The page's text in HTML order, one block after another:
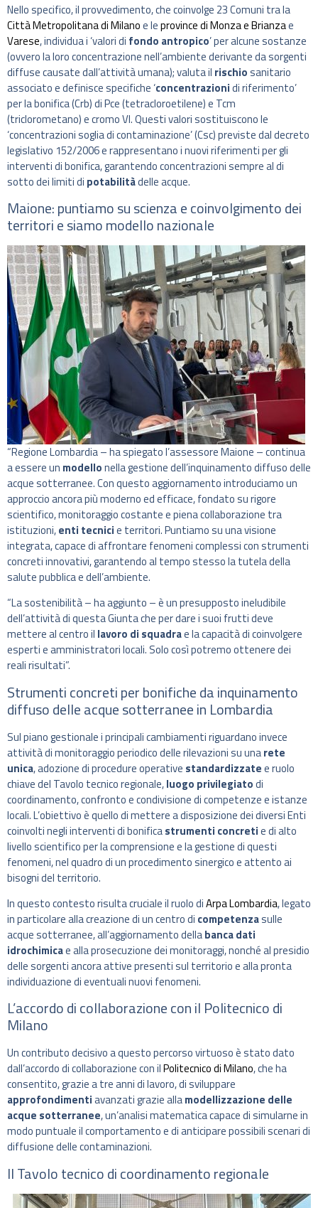
Nello specifico, il provvedimento, che coinvolge 23 Comuni tra la
Città Metropolitana di Milanoe leprovince di Monza e Brianzae
Varese, individua i ‘valori di fondo antropico’ per alcune sostanze
(ovvero la loro concentrazione nell’ambiente derivante da sorgenti
diffuse causate dall’attività umana); valuta il rischiosanitario
associato e definisce specifiche ‘concentrazionidi riferimento’
per la bonifica (Crb) di Pce (tetracloroetilene) e Tcm
(triclorometano) e cromo VI. Questi valori sostituiscono le
‘concentrazioni soglia di contaminazione’ (Csc) previste dal decreto
legislativo 152/2006 e rappresentano i nuovi riferimenti per gli
interventi di bonifica, garantendo concentrazioni sempre al di
sotto dei limiti di potabilitàdelle acque.
Maione: puntiamo su scienza e coinvolgimento dei
territori e siamo modello nazionale
“Regione Lombardia – ha spiegato l’assessore Maione – continua
a essere un modellonella gestione dell’inquinamento diffuso delle
acque sotterranee. Con questo aggiornamento introduciamo un
approccio ancora più moderno ed efficace, fondato su rigore
scientifico, monitoraggio costante e piena collaborazione tra
istituzioni,enti tecnicie territori. Puntiamo su una visione
integrata, capace di affrontare fenomeni complessi con strumenti
concreti innovativi, garantendo al tempo stesso la tutela della
salute pubblica e dell’ambiente.
“La sostenibilità – ha aggiunto – è un presupposto ineludibile
dell’attività di questa Giunta che per dare i suoi frutti deve
mettere al centro il lavoro di squadrae la capacità di coinvolgere
esperti e amministratori locali. Solo così potremo ottenere dei
reali risultati”.
Strumenti concreti per bonifiche da inquinamento
diffuso delle acque sotterranee in Lombardia
Sul piano gestionale i principali cambiamenti riguardano invece
attività di monitoraggio periodico delle rilevazioni su unarete
unica, adozione di procedure operative standardizzatee ruolo
chiave del Tavolo tecnico regionale,luogo privilegiatodi
coordinamento, confronto e condivisione di competenze e istanze
locali. L’obiettivo è quello di mettere a disposizione dei diversi Enti
coinvolti negli interventi di bonificastrumenti concretie di alto
livello scientifico per la comprensione e la gestione di questi
fenomeni, nel quadro di un procedimento sinergico e attento ai
bisogni del territorio.
In questo contesto risulta cruciale il ruolo diArpa Lombardia, legato
in particolare alla creazione di un centro di competenzasulle
acque sotterranee, all’aggiornamento dellabanca dati
idrochimicae alla prosecuzione dei monitoraggi, nonché al presidio
delle sorgenti ancora attive presenti sul territorio e alla pronta
individuazione di eventuali nuovi fenomeni.
L’accordo di collaborazione con il Politecnico di
Milano
Un contributo decisivo a questo percorso virtuoso è stato dato
dall’accordo di collaborazione con ilPolitecnico di Milano, che ha
consentito, grazie a tre anni di lavoro, di sviluppare
approfondimentiavanzati grazie allamodellizzazione delle
acque sotterranee, un’analisi matematica capace di simularne in
modo puntuale il comportamento e di anticipare possibili scenari di
diffusione delle contaminazioni.
Il Tavolo tecnico di coordinamento regionale